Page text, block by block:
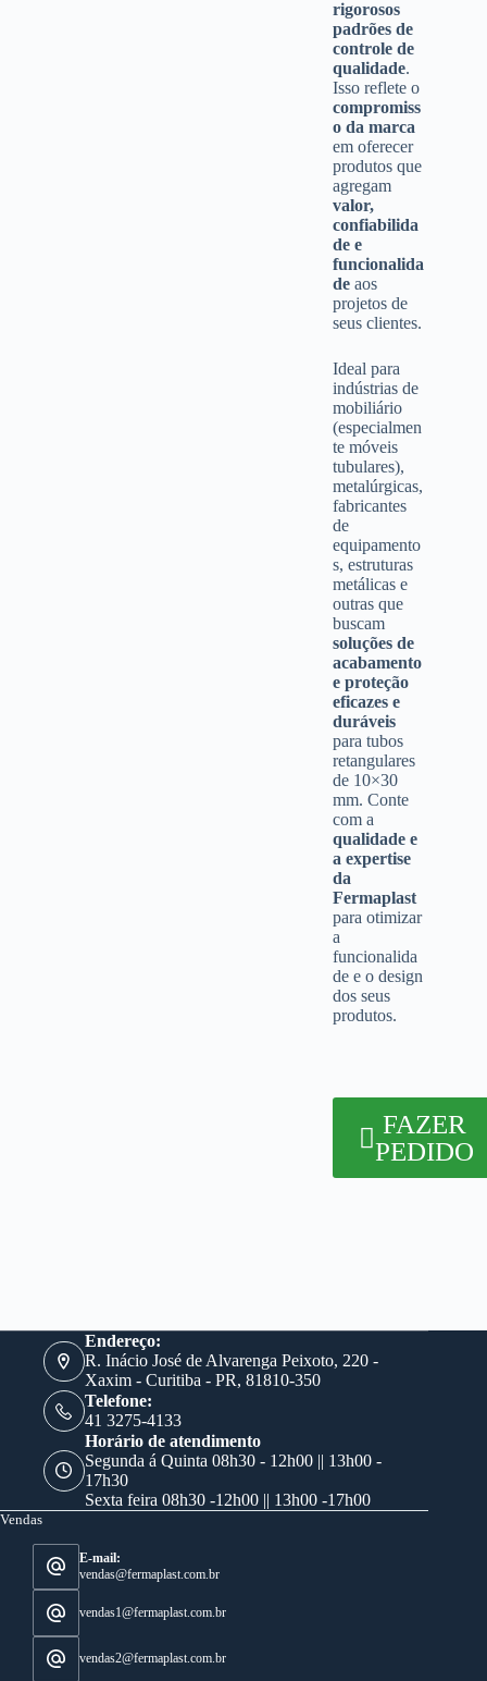
rigorosos
padrões de
controle de
qualidade.
Isso reflete o
compromiss
o da marca
em oferecer
produtos que
agregam
valor,
confiabilida
de e
funcionalida
de aos
projetos de
seus clientes.
Ideal para
indústrias de
mobiliário
(especialmen
te móveis
tubulares),
metalúrgicas,
fabricantes
de
equipamento
s, estruturas
metálicas e
outras que
buscam
soluções de
acabamento
e proteção
eficazes e
duráveis
para tubos
retangulares
de 10×30
mm. Conte
com a
qualidade e
a expertise
da
Fermaplast
para otimizar
a
funcionalida
de e o design
dos seus
produtos.
FAZER
PEDIDO
Endereço:
R. Inácio José de Alvarenga Peixoto, 220 -
Xaxim - Curitiba - PR, 81810-350
Telefone:
41 3275-4133
Horário de atendimento
Segunda á Quinta 08h30 - 12h00 || 13h00 -
17h30
Sexta feira 08h30 -12h00 || 13h00 -17h00
Vendas
E-mail:
vendas@fermaplast.com.br
vendas1@fermaplast.com.br
vendas2@fermaplast.com.br